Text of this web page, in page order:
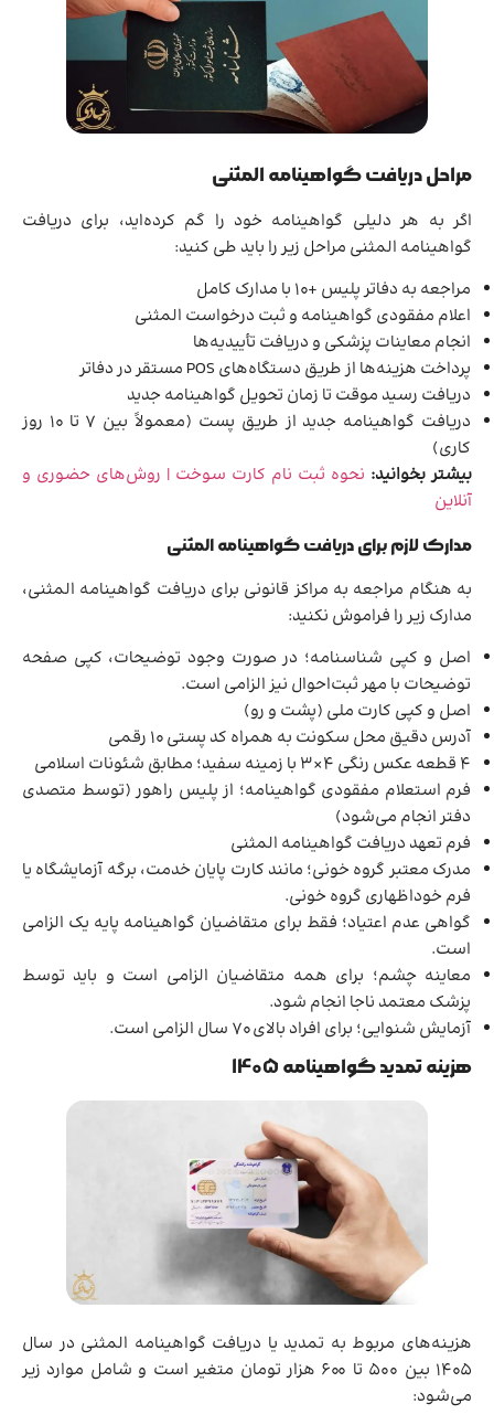
مراحل دریافت گواهینامه المثنی
اگر به هر دلیلی گواهینامه خود را گم کرده‌اید، برای دریافت
گواهینامه المثنی مراحل زیر را باید طی کنید:
مراجعه به دفاتر پلیس +۱۰ با مدارک کامل
اعلام مفقودی گواهینامه و ثبت درخواست المثنی
انجام معاینات پزشکی و دریافت تأییدیه‌ها
پرداخت هزینه‌ها از طریق دستگاه‌های POS مستقر در دفاتر
دریافت رسید موقت تا زمان تحویل گواهینامه جدید
دریافت گواهینامه جدید از طریق پست (معمولاً بین ۷ تا ۱۰ روز
کاری)
بیشتر بخوانید: نحوه ثبت نام کارت سوخت | روش‌های حضوری و
آنلاین
مدارک لازم برای دریافت گواهینامه المثنی
به هنگام مراجعه به مراکز قانونی برای دریافت گواهینامه المثنی،
مدارک زیر را فراموش نکنید:
اصل و کپی شناسنامه؛ در صورت وجود توضیحات، کپی صفحه
توضیحات با مهر ثبت‌احوال نیز الزامی است.
اصل و کپی کارت ملی (پشت و رو)
آدرس دقیق محل سکونت به همراه کد پستی ۱۰ رقمی
۴ قطعه عکس رنگی ۴×۳ با زمینه سفید؛ مطابق شئونات اسلامی
فرم استعلام مفقودی گواهینامه؛ از پلیس راهور (توسط متصدی
دفتر انجام می‌شود)
فرم تعهد دریافت گواهینامه المثنی
مدرک معتبر گروه خونی؛ مانند کارت پایان خدمت، برگه آزمایشگاه یا
فرم خوداظهاری گروه خونی.
گواهی عدم اعتیاد؛ فقط برای متقاضیان گواهینامه پایه یک الزامی
است.
معاینه چشم؛ برای همه متقاضیان الزامی است و باید توسط
پزشک معتمد ناجا انجام شود.
آزمایش شنوایی؛ برای افراد بالای ۷۰ سال الزامی است.
هزینه تمدید گواهینامه 1405
هزینه‌های مربوط به تمدید یا دریافت گواهینامه المثنی در سال
1405 بین 500 تا 600 هزار تومان متغیر است و شامل موارد زیر
می‌شود: